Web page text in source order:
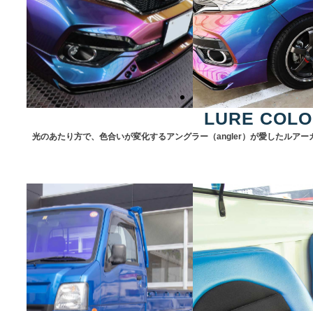
LURE
光のあたり方で、色合いが変化するアングラー （angler）が愛したルアー